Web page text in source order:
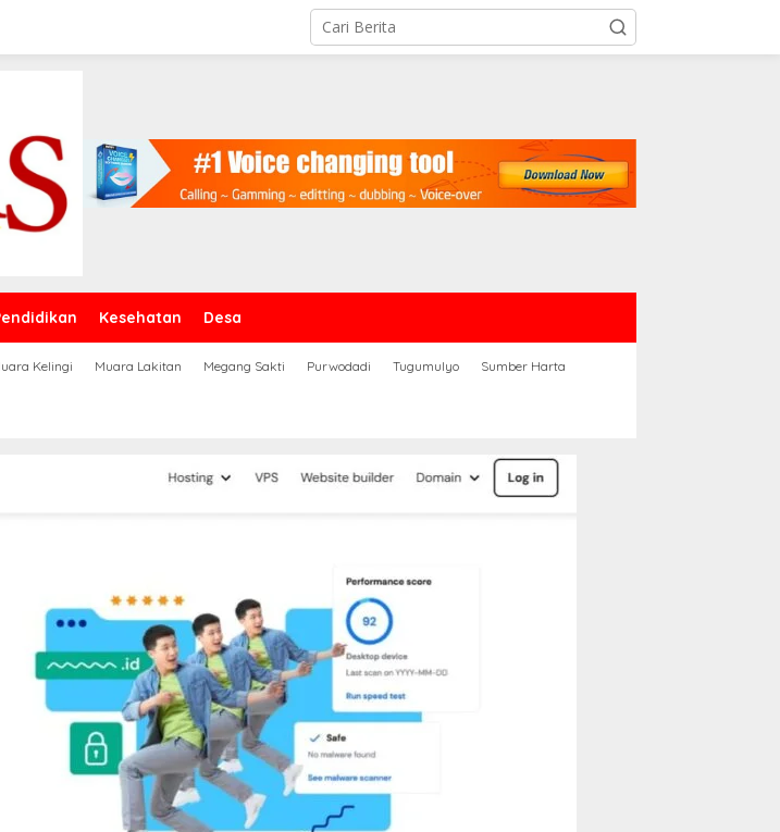
Kesehatan Desa
Kelingi Muara Lakitan Megang Sakti Purwodadi Tugumulyo Sumber Harta